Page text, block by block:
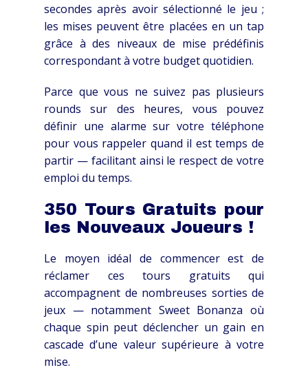
secondes après avoir sélectionné le jeu ;
les mises peuvent être placées en un tap
grâce à des niveaux de mise prédéfinis
correspondant à votre budget quotidien.
Parce que vous ne suivez pas plusieurs
rounds sur des heures, vous pouvez
définir une alarme sur votre téléphone
pour vous rappeler quand il est temps de
partir — facilitant ainsi le respect de votre
emploi du temps.
350 Tours Gratuits pour
les Nouveaux Joueurs !
Le moyen idéal de commencer est de
réclamer ces tours gratuits qui
accompagnent de nombreuses sorties de
jeux — notamment Sweet Bonanza où
chaque spin peut déclencher un gain en
cascade d’une valeur supérieure à votre
mise.